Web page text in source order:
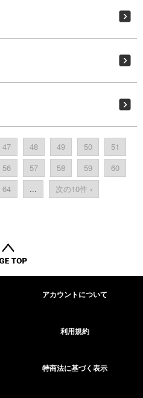
47 48 49 50
51
56 57 58 59
60
64 ... 次の10件 ›
アカウントについて
利用規約
特商法に基づく表示